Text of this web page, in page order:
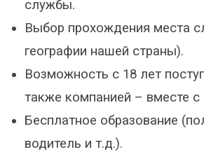
службы.
Выбор прохождения места
географии нашей страны).
Возможность с 18 лет
также компанией – вместе
Бесплатное образование
водитель и т.д.).